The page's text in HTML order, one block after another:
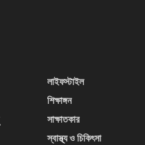
লাইফস্টাইল
শিক্ষাঙ্গন
সাক্ষাতকার
স্বাস্থ্য ও চিকিৎসা